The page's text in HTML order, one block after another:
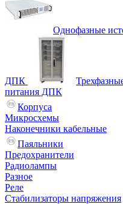
Однофазные
ДПК
питания ДПК
Корпуса
Микросхемы
Наконечники кабельные
Паяльники
Предохранители
Радиолампы
Разное
Реле
Стабилизаторы напряжения